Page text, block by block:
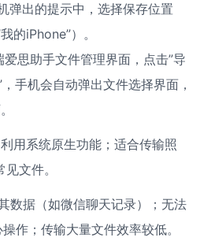
弹出的提示中，选择保存位置
的iPhone”）。
思助手文件管理界面，点击”导
，手机会自动弹出文件选择界面，
用系统原生功能；适合传输照
文件。
数据（如微信聊天记录）；无法
作；传输大量文件效率较低。